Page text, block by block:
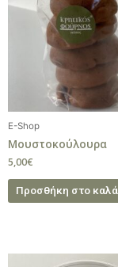
E-Shop
Μουστοκούλουρα
5,00€
Προσθήκη στο